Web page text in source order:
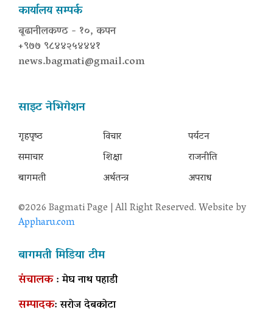
कार्यालय सम्पर्क
बूढानीलकण्ठ - १०, कपन
+९७७ ९८४४२५४४४१
news.bagmati@gmail.com
साइट नेभिगेशन
गृहपृष्‍ठ
समाचार
बागमती
विचार
शिक्षा
अर्थतन्त्र
पर्यटन
राजनीति
अपराध
©2026 Bagmati Page | All Right Reserved. Website by
Appharu.com
बागमती मिडिया टीम
संचालक: मेघ नाथ पहाडी
सम्पादक: सरोज देबकोटा